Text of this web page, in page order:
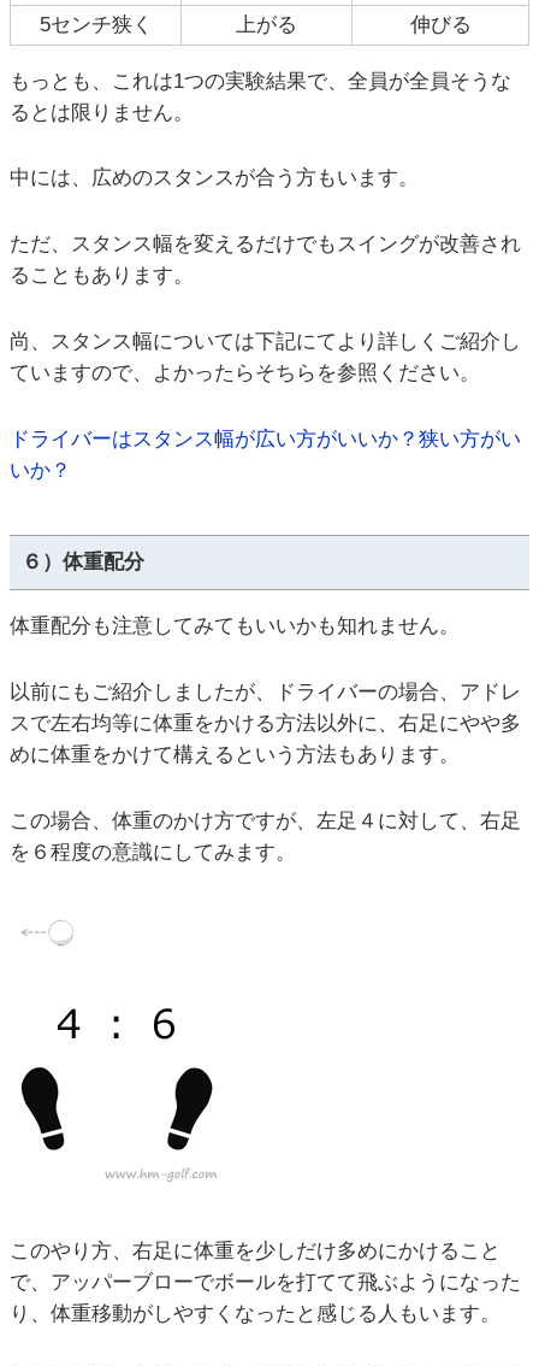
5センチ狭く
上がる 伸びる
もっとも、これは1つの実験結果で、全員が全員そうな
るとは限りません。
中には、広めのスタンスが合う方もいます。
ただ、スタンス幅を変えるだけでもスイングが改善され
ることもあります。
尚、スタンス幅については下記にてより詳しくご紹介し
ていますので、よかったらそちらを参照ください。
ドライバーはスタンス幅が広い方がいいか？狭い方がい
いか？
６）体重配分
体重配分も注意してみてもいいかも知れません。
以前にもご紹介しましたが、ドライバーの場合、アドレ
スで左右均等に体重をかける方法以外に、右足にやや多
めに体重をかけて構えるという方法もあります。
この場合、体重のかけ方ですが、左足４に対して、右足
を６程度の意識にしてみます。
このやり方、右足に体重を少しだけ多めにかけること
で、アッパーブローでボールを打てて飛ぶようになった
り、体重移動がしやすくなったと感じる人もいます。